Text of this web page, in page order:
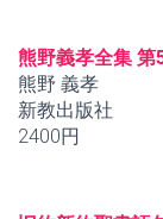
熊野義孝全集 第
熊野 義孝
新教出版社
2400円